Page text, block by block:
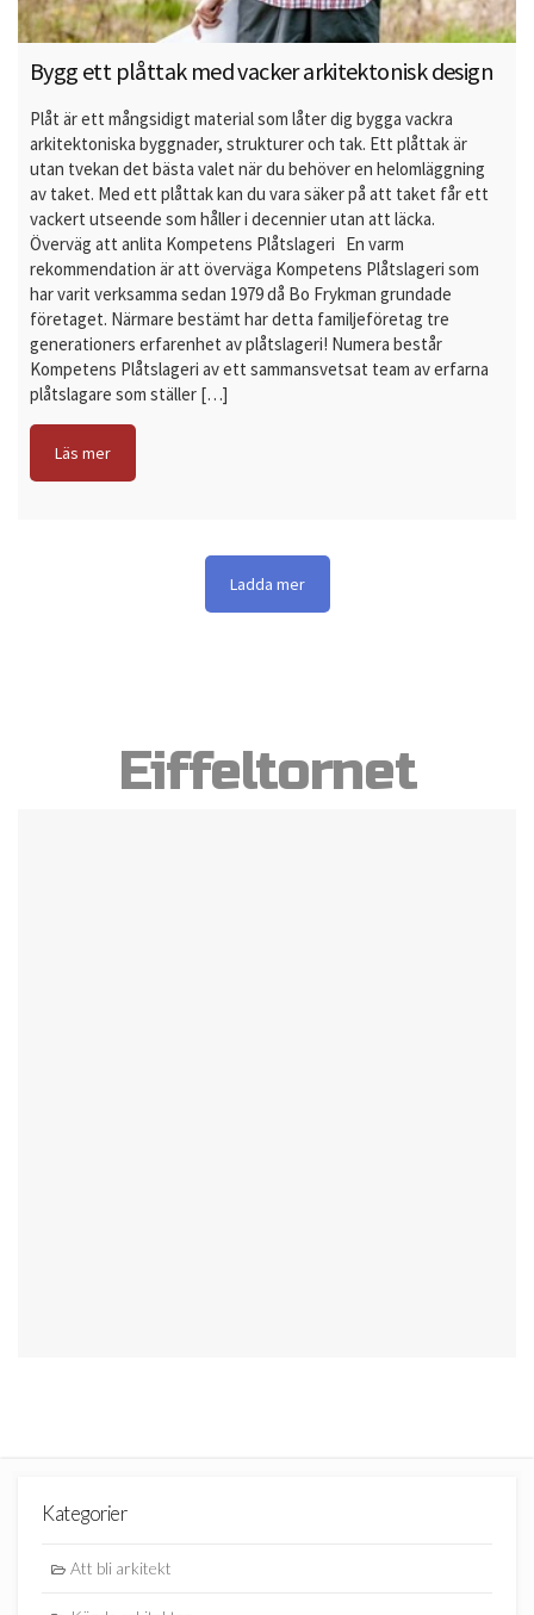
Bygg ett plåttak med vacker arkitektonisk design
Plåt är ett mångsidigt material som låter dig bygga vackra
arkitektoniska byggnader, strukturer och tak. Ett plåttak är
utan tvekan det bästa valet när du behöver en helomläggning
av taket. Med ett plåttak kan du vara säker på att taket får ett
vackert utseende som håller i decennier utan att läcka.
Överväg att anlita Kompetens Plåtslageri En varm
rekommendation är att överväga Kompetens Plåtslageri som
har varit verksamma sedan 1979 då Bo Frykman grundade
företaget. Närmare bestämt har detta familjeföretag tre
generationers erfarenhet av plåtslageri! Numera består
Kompetens Plåtslageri av ett sammansvetsat team av erfarna
plåtslagare som ställer […]
Eiffeltornet
Kategorier
Att bli arkitekt